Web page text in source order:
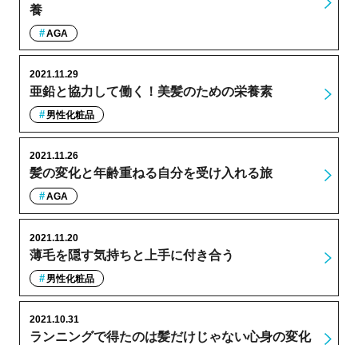
養
AGA
亜鉛と協力して働く！美髪のための栄養素
2021.11.29
男性化粧品
髪の変化と年齢重ねる自分を受け入れる旅
2021.11.26
AGA
薄毛を隠す気持ちと上手に付き合う
2021.11.20
男性化粧品
ランニングで得たのは髪だけじゃない心身の変化
2021.10.31